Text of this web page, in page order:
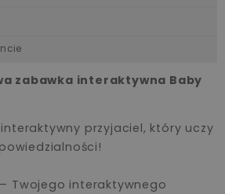
zabawka interaktywna Baby
przyjaciel, który uczy
Twojego interaktywnego